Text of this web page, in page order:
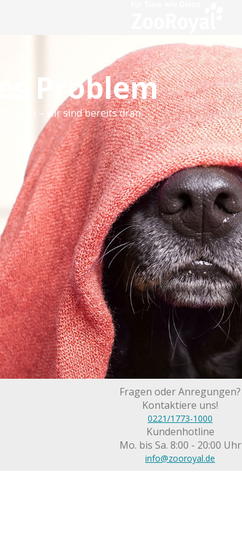
Problem
– wir sind bereits dran.
Fragen oder Anregungen?
Kontaktiere uns!
0221/1773-1000
Kundenhotline
Mo. bis Sa. 8:00 - 20:00 Uhr
info@zooroyal.de